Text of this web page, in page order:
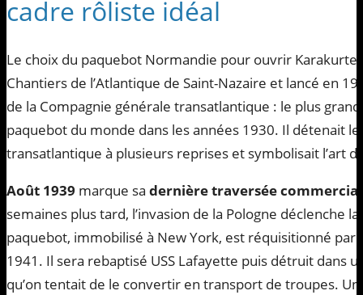
cadre rôliste idéal
Le choix du paquebot Normandie pour ouvrir
Chantiers de l’Atlantique de Saint-Nazaire et lancé en
de la Compagnie générale transatlantique : le plus
paquebot du monde dans les années 1930. Il détenait
transatlantique à plusieurs reprises et symbolisait l’art
Août 1939 marque sa dernière traversée
semaines plus tard, l’invasion de la Pologne déclenche
paquebot, immobilisé à New York, est réquisitionné par
1941. Il sera rebaptisé USS Lafayette puis détruit dans
qu’on tentait de le convertir en transport de troupes.